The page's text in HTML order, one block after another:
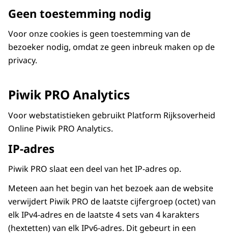
Geen toestemming nodig
Voor onze cookies is geen toestemming van de
bezoeker nodig, omdat ze geen inbreuk maken op de
privacy.
Piwik PRO Analytics
Voor webstatistieken gebruikt Platform Rijksoverheid
Online Piwik PRO Analytics.
IP-adres
Piwik PRO slaat een deel van het IP-adres op.
Meteen aan het begin van het bezoek aan de website
verwijdert Piwik PRO de laatste cijfergroep (octet) van
elk IPv4-adres en de laatste 4 sets van 4 karakters
(hextetten) van elk IPv6-adres. Dit gebeurt in een